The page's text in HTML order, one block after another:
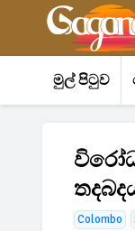
මුල් පිටුව
Colombo